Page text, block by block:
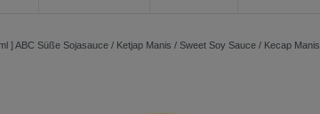
] ABC Süße Sojasauce / Ketjap Manis / Sweet Soy Sauce / Kecap Manis